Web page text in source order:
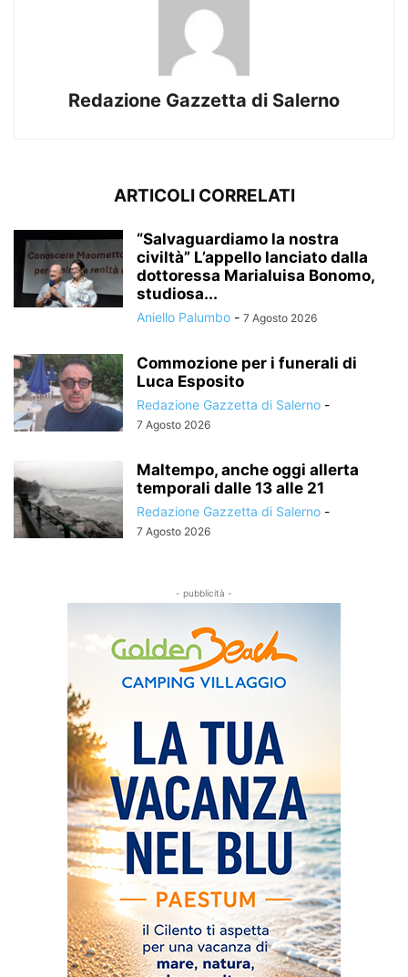
Redazione Gazzetta di Salerno
ARTICOLI CORRELATI
“Salvaguardiamo la nostra
civiltà” L’appello lanciato dalla
dottoressa Marialuisa Bonomo,
studiosa...
Aniello Palumbo - 7 Agosto 2026
Commozione per i funerali di
Luca Esposito
Redazione Gazzetta di Salerno -
7 Agosto 2026
Maltempo, anche oggi allerta
temporali dalle 13 alle 21
Redazione Gazzetta di Salerno -
7 Agosto 2026
- pubblicità -